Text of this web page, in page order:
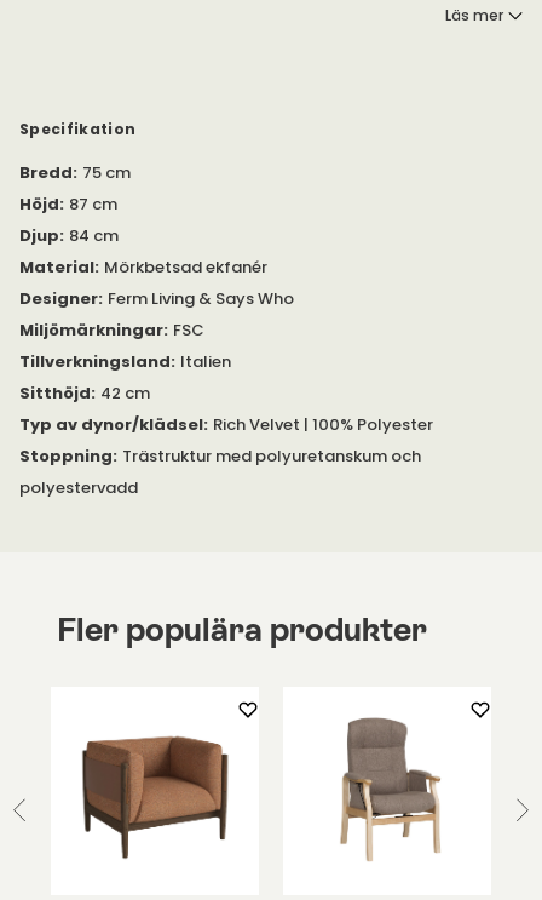
utbud av färger.
Observera! Fårskinn är ett naturmaterial och variationer i
struktur, täthet och tjocklek kan förekomma. Inget skinn är det
andra likt.
Ryggstödets höjd: 44 cm.
Läs mer
Specifikation
Bredd: 75 cm
Höjd: 87 cm
Djup: 84 cm
Material: Mörkbetsad ekfanér
Designer: Ferm Living & Says Who
Miljömärkningar: FSC
Tillverkningsland: Italien
Sitthöjd: 42 cm
Typ av dynor/klädsel: Rich Velvet | 100% Polyester
Stoppning: Trästruktur med polyuretanskum och
polyestervadd
Fler populära produkter